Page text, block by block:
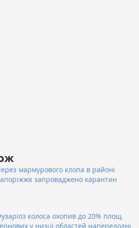
мармурового клопа в районі
запроваджено карантин
колоса охопив до 20% площ
у низці областей напередодні